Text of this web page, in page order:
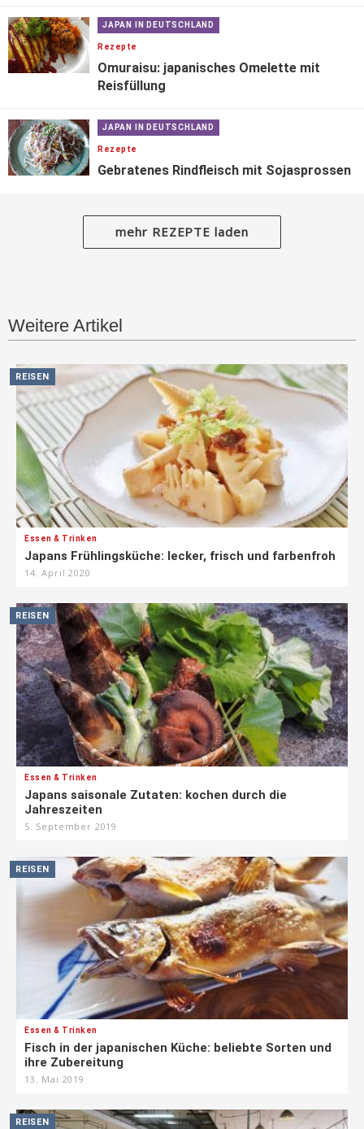
JAPAN IN DEUTSCHLAND
Rezepte
Omuraisu: japanisches Omelette mit
Reisfüllung
JAPAN IN DEUTSCHLAND
Rezepte
Gebratenes Rindfleisch mit Sojasprossen
mehr REZEPTE laden
Weitere Artikel
REISEN
Essen & Trinken
Japans Frühlingsküche: lecker, frisch und farbenfroh
14. April 2020
REISEN
Essen & Trinken
Japans saisonale Zutaten: kochen durch die
Jahreszeiten
5. September 2019
REISEN
Essen & Trinken
Fisch in der japanischen Küche: beliebte Sorten und
ihre Zubereitung
13. Mai 2019
REISEN